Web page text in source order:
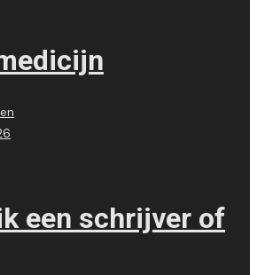
een schrijver of